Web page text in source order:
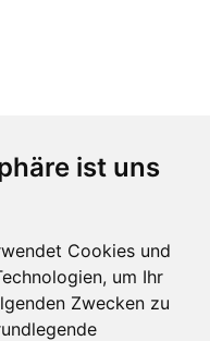
ist uns
Cookies und
um Ihr
Zwecken zu